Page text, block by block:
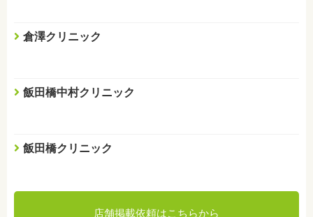
倉澤クリニック
飯田橋中村クリニック
飯田橋クリニック
店舗掲載依頼はこちらから